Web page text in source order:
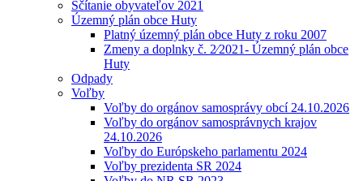
Sčítanie obyvateľov 2021
Územný plán obce Huty
Platný územný plán obce Huty z roku 2007
Zmeny a doplnky č. 2⁄2021- Územný plán obce
Huty
Odpady
Voľby
Voľby do orgánov samosprávy obcí 24.10.2026
Voľby do orgánov samosprávnych krajov
24.10.2026
Voľby do Európskeho parlamentu 2024
Voľby prezidenta SR 2024